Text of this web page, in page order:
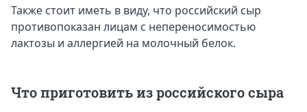
Также стоит иметь в виду, что российский сыр
противопоказан лицам с непереносимостью
лактозы и аллергией на молочный белок.
Что приготовить из российского сыра